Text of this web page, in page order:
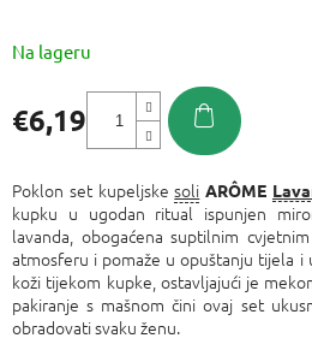
€6,19
Na lageru
Poklon set kupeljskesoli ARÔME
kupku u ugodan ritual ispunjen
lavanda, obogaćena suptilnim
atmosferu i pomaže u opuštanju tijela i
koži tijekom kupke, ostavljajući je
pakiranje s mašnom čini ovaj set
obradovati svaku ženu.